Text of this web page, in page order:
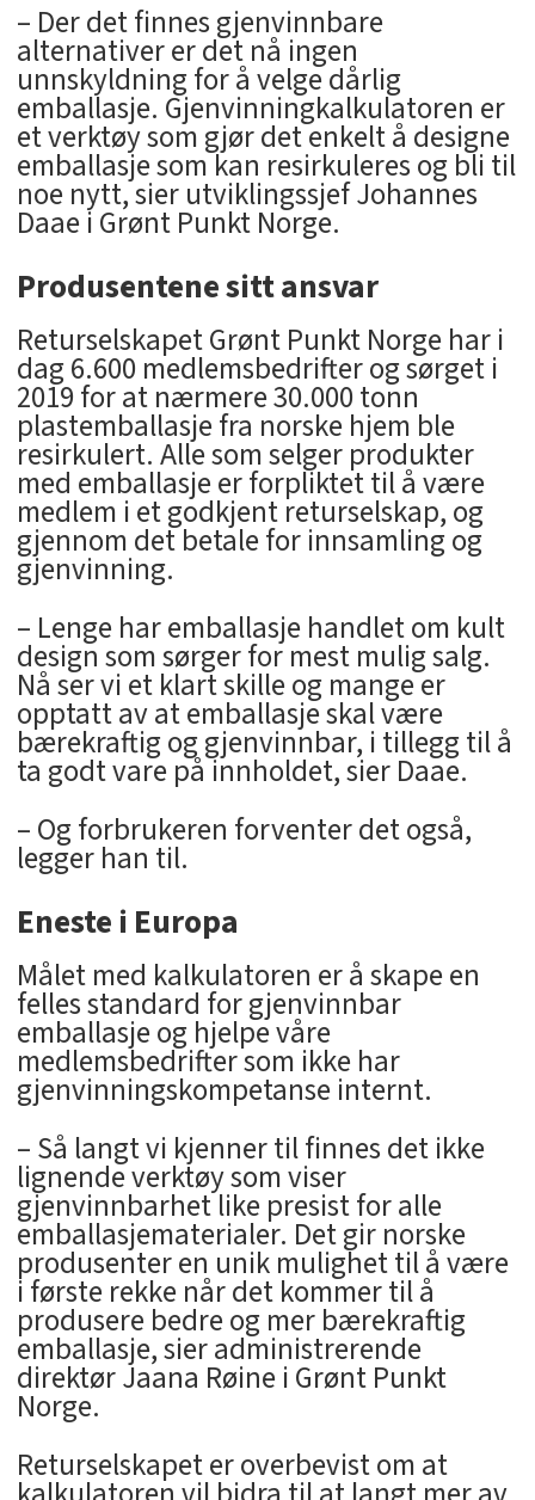
– Der det finnes gjenvinnbare
alternativer er det nå ingen
unnskyldning for å velge dårlig
emballasje. Gjenvinningkalkulatoren er
et verktøy som gjør det enkelt å designe
emballasje som kan resirkuleres og bli til
noe nytt, sier utviklingssjef Johannes
Daae i Grønt Punkt Norge.
Produsentene sitt ansvar
Returselskapet Grønt Punkt Norge har i
dag 6.600 medlemsbedrifter og sørget i
2019 for at nærmere 30.000 tonn
plastemballasje fra norske hjem ble
resirkulert. Alle som selger produkter
med emballasje er forpliktet til å være
medlem i et godkjent returselskap, og
gjennom det betale for innsamling og
gjenvinning.
– Lenge har emballasje handlet om kult
design som sørger for mest mulig salg.
Nå ser vi et klart skille og mange er
opptatt av at emballasje skal være
bærekraftig og gjenvinnbar, i tillegg til å
ta godt vare på innholdet, sier Daae.
– Og forbrukeren forventer det også,
legger han til.
Eneste i Europa
Målet med kalkulatoren er å skape en
felles standard for gjenvinnbar
emballasje og hjelpe våre
medlemsbedrifter som ikke har
gjenvinningskompetanse internt.
– Så langt vi kjenner til finnes det ikke
lignende verktøy som viser
gjenvinnbarhet like presist for alle
emballasjematerialer. Det gir norske
produsenter en unik mulighet til å være
i første rekke når det kommer til å
produsere bedre og mer bærekraftig
emballasje, sier administrerende
direktør Jaana Røine i Grønt Punkt
Norge.
Returselskapet er overbevist om at